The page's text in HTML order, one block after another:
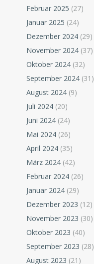
Februar 2025 (27)
Januar 2025 (24)
Dezember 2024 (29)
November 2024 (37)
Oktober 2024 (32)
September 2024 (31)
August 2024 (9)
Juli 2024 (20)
Juni 2024 (24)
Mai 2024 (26)
April 2024 (35)
März 2024 (42)
Februar 2024 (26)
Januar 2024 (29)
Dezember 2023 (12)
November 2023 (30)
Oktober 2023 (40)
September 2023 (28)
August 2023 (21)